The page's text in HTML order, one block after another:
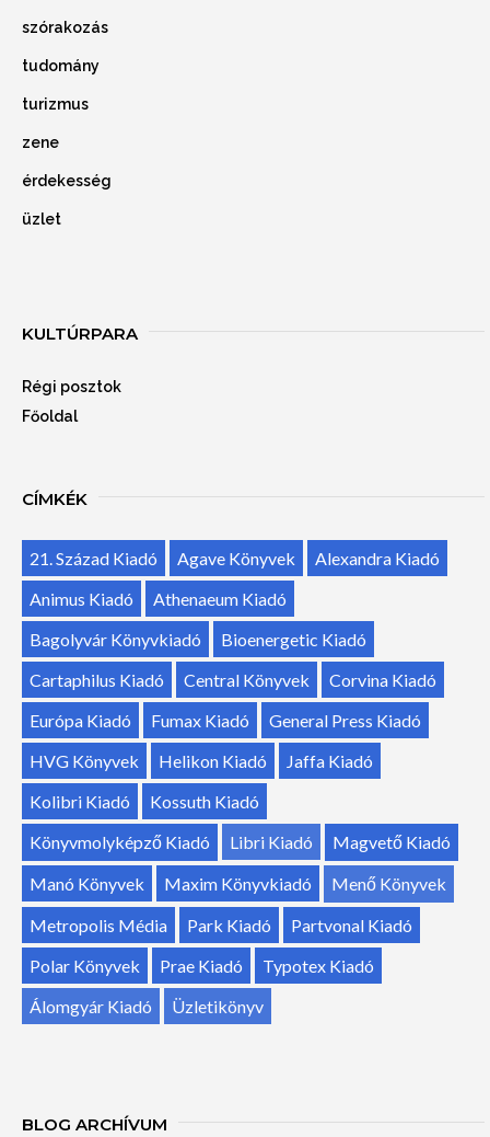
szórakozás
tudomány
turizmus
zene
érdekesség
üzlet
KULTÚRPARA
Régi posztok
Főoldal
CÍMKÉK
21. Század Kiadó Agave Könyvek
Alexandra Kiadó
Animus Kiadó
Athenaeum Kiadó
Bagolyvár Könyvkiadó
Bioenergetic Kiadó
Cartaphilus Kiadó
Central Könyvek
Corvina Kiadó
Európa Kiadó
Fumax Kiadó
General Press Kiadó
HVG Könyvek
Helikon Kiadó
Jaffa Kiadó
Kolibri Kiadó
Kossuth Kiadó
Könyvmolyképző Kiadó
Libri Kiadó
Magvető Kiadó
Manó Könyvek
Maxim Könyvkiadó
Menő Könyvek
Metropolis Média
Park Kiadó
Partvonal Kiadó
Polar Könyvek
Prae Kiadó
Typotex Kiadó
Álomgyár Kiadó
Üzletikönyv
BLOG ARCHÍVUM